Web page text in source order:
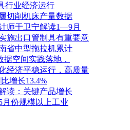
行业经济运行
切削机床产量数据
师于卫宁解读1—9月
施出口管制具有重要意
省中型拖拉机累计
空间实践落地，
经济平稳运行，高质量
增长13.4%
读：关键产品增长
月份规模以上工业